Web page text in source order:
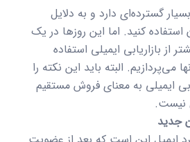
گسترده‌ای دارد و به دلایل
کنید. اما این روزها در یک
بازاریابی ایمیلی استفاده
البته باید این نکته را
ایمیلی به معنای فروش مستقیم
نیست.
جدید